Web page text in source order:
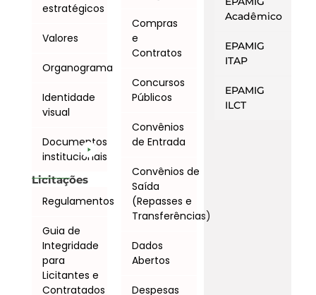
estratégicos
Valores
Organograma
Identidade
visual
Documentos
institucionais
Licitações
Regulamentos
Guia de
Integridade
para
Licitantes e
Contratados
Compras
e
Contratos
Concursos
Públicos
Convênios
de Entrada
Convênios de
Saída
(Repasses e
Transferências)
Dados
Abertos
Despesas
Acadêmico
EPAMIG
ITAP
EPAMIG
ILCT